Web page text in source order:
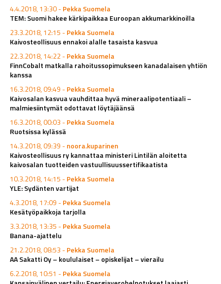
4.4.2018, 13:30 -Pekka Suomela
TEM: Suomi hakee kärkipaikkaa Euroopan akkumarkkinoilla
23.3.2018, 12:15 -Pekka Suomela
Kaivosteollisuus ennakoi alalle tasaista kasvua
22.3.2018, 14:22 -Pekka Suomela
FinnCobalt matkalla rahoitussopimukseen kanadalaisen yhtiön
kanssa
16.3.2018, 09:49 -Pekka Suomela
Kaivosalan kasvua vauhdittaa hyvä mineraalipotentiaali –
malmiesiintymät odottavat löytäjäänsä
16.3.2018, 00:03 -Pekka Suomela
Ruotsissa kylässä
14.3.2018, 09:39 -noora.kuparinen
Kaivosteollisuus ry kannattaa ministeri Lintilän aloitetta
kaivosalan tuotteiden vastuullisuussertifikaatista
10.3.2018, 14:15 -Pekka Suomela
YLE: Sydänten vartijat
4.3.2018, 17:09 -Pekka Suomela
Kesätyöpaikkoja tarjolla
3.3.2018, 13:35 -Pekka Suomela
Banana-ajattelu
21.2.2018, 08:53 -Pekka Suomela
AA Sakatti Oy – koululaiset – opiskelijat – vierailu
6.2.2018, 10:51 -Pekka Suomela